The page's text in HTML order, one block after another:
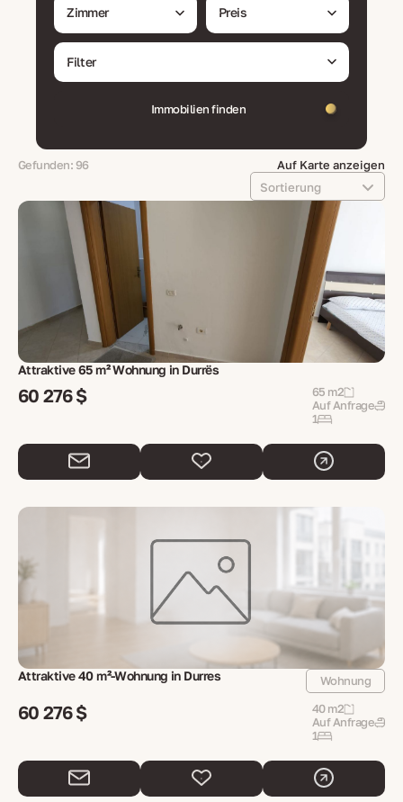
Zimmer Preis
Filter
Immobilien finden
Gefunden: 96
Auf Karte anzeigen
Sortierung
Attraktive 65 m² Wohnung in Durrës
60 276 $
65 m2
Auf Anfrage
1
Attraktive 40 m²-Wohnung in Durres Wohnung
60 276 $
40 m2
Auf Anfrage
1